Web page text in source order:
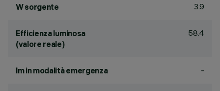
W sorgente 3.9
Efficienza luminosa
(valore reale)
58.4
lm in modalità emergenza -